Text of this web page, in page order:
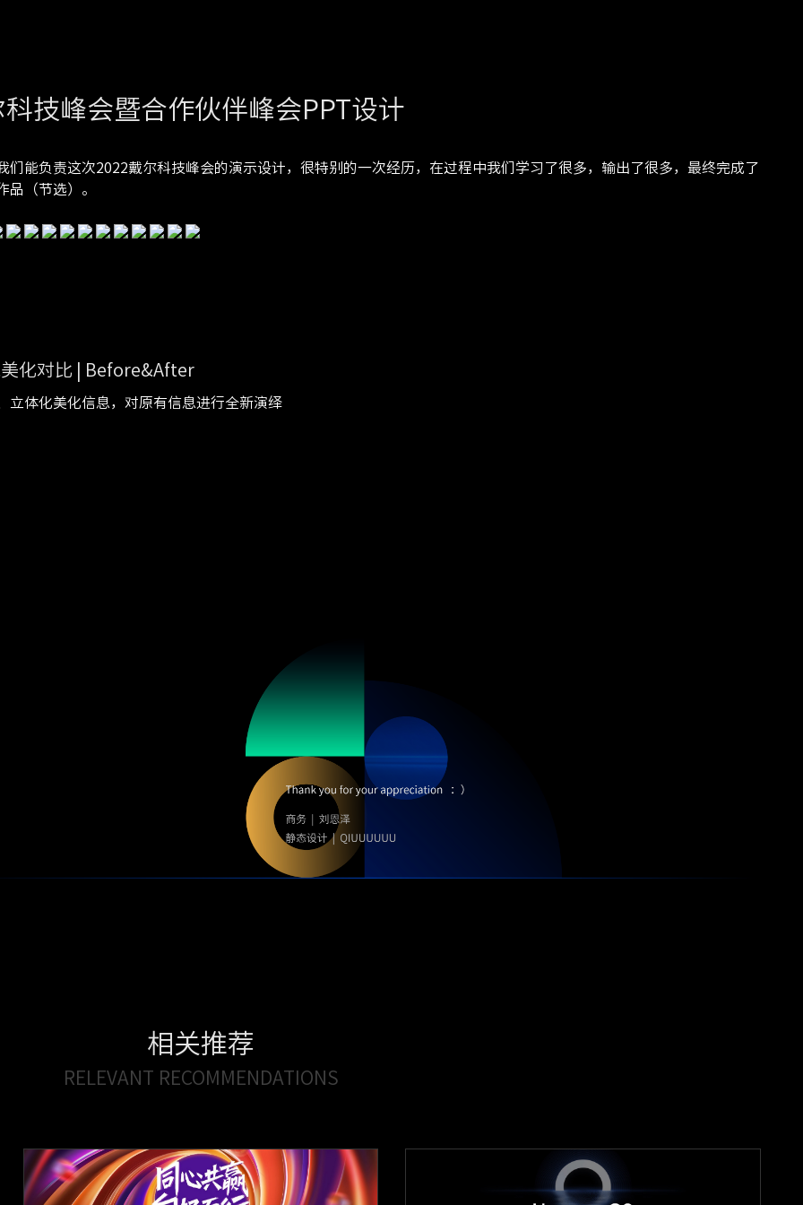
技峰会暨合作伙伴峰会PPT设计
们能负责这次2022戴尔科技峰会的演示设计，很特别的一次经历，在过程中我们学习了很多，输出了很多，最终完成了
品（节选）。
化对比 | Before&After
立体化美化信息，对原有信息进行全新演绎
相关推荐
RELEVANT RECOMMENDATIONS